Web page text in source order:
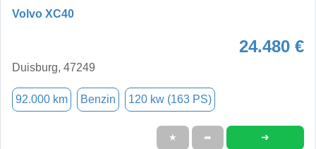
Volvo XC40
24.480 €
Duisburg, 47249
92.000 km Benzin 120 kw (163 PS)
★ ➦ ➜